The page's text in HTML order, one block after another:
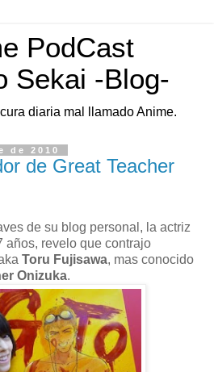
PodCast
Sekai -Blog-
diaria mal llamado Anime.
de 2010
de Great Teacher
de su blog personal, la actriz
años, revelo que contrajo
Toru Fujisawa, mas conocido
Onizuka.